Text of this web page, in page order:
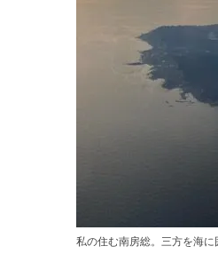
私の住む南房総。三方を海に